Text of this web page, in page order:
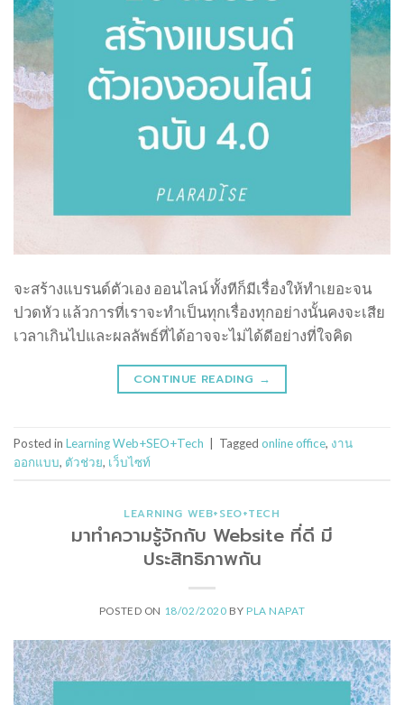
จะสร้างแบรนด์ตัวเอง ออนไลน์ ทั้งทีก็มีเรื่องให้ทำเยอะจน
ปวดหัว แล้วการที่เราจะทำเป็นทุกเรื่องทุกอย่างนั้นคงจะเสีย
เวลาเกินไปและผลลัพธ์ที่ได้อาจจะไม่ได้ดีอย่างที่ใจคิด
CONTINUE READING →
Posted in Learning Web+SEO+Tech Tagged online office, งาน
ออกแบบ, ตัวช่วย, เว็บไซท์
LEARNING WEB+SEO+TECH
มาทำความรู้จักกับ Website ที่ดี มี
ประสิทธิภาพกัน
POSTED ON 18/02/2020 BY PLA NAPAT